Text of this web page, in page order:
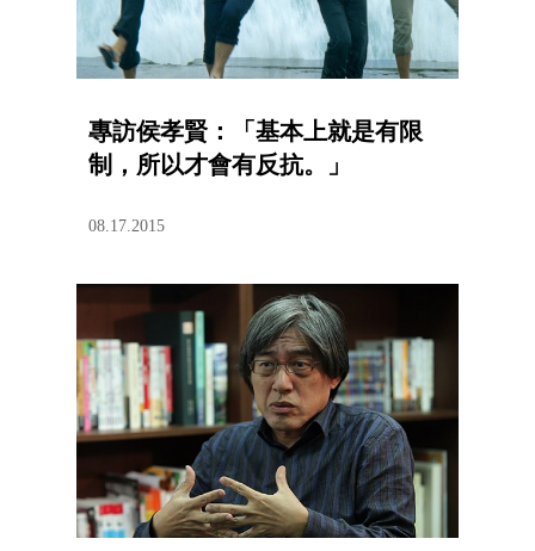
專訪侯孝賢：「基本上就是有限
制，所以才會有反抗。」
08.17.2015